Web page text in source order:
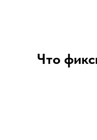
Что